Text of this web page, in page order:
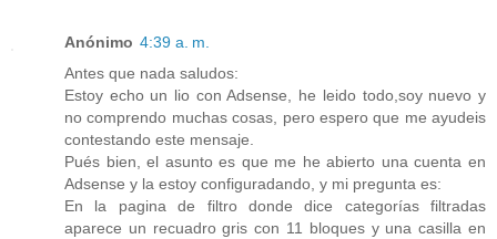
Anónimo 4:39 a. m.
Antes que nada saludos:
Estoy echo un lio con Adsense, he leido todo,soy nuevo y
no comprendo muchas cosas, pero espero que me ayudeis
contestando este mensaje.
Pués bien, el asunto es que me he abierto una cuenta en
Adsense y la estoy configuradando, y mi pregunta es:
En la pagina de filtro donde dice categorías filtradas
aparece un recuadro gris con 11 bloques y una casilla en